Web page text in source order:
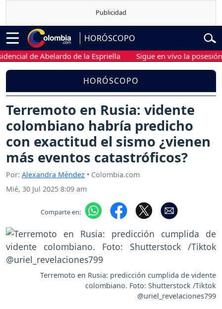
HORÓSCOPO
de Abelardo de la Espriella Sigue en vivo la posesión
HORÓSCOPO
Terremoto en Rusia: vidente
colombiano habría predicho
con exactitud el sismo ¿vienen
más eventos catastróficos?
Por: Alexandra Méndez • Colombia.com
Mié, 30 Jul 2025 8:09 am
Comparte en:
Terremoto en Rusia: predicción cumplida de vidente
colombiano. Foto: Shutterstock /Tiktok
@uriel_revelaciones799